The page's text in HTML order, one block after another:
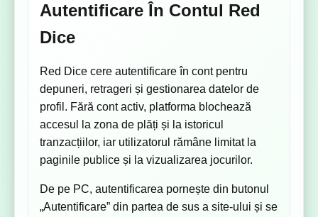
Autentificare În Contul Red
Dice
Red Dice cere autentificare în cont pentru
depuneri, retrageri și gestionarea datelor de
profil. Fără cont activ, platforma blochează
accesul la zona de plăți și la istoricul
tranzacțiilor, iar utilizatorul rămâne limitat la
paginile publice și la vizualizarea jocurilor.
De pe PC, autentificarea pornește din butonul
„Autentificare” din partea de sus a site-ului și se